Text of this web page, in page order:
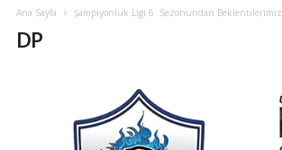
Ana Sayfa Şampiyonluk Ligi 6. Sezonundan Beklentilerimiz
DP